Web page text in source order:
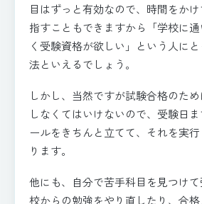
目はずっと有効なので、時間をか
指すこともできますから「学校に
く受験資格が欲しい」という人に
法といえるでしょう。
しかし、当然ですが試験合格のた
しなくてはいけないので、受験日
ールをきちんと立てて、それを実
ります。
他にも、自分で苦手科目を見つけ
校からの勉強をやり直したり、合